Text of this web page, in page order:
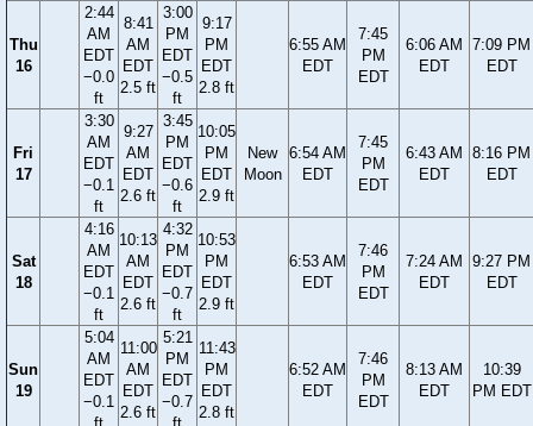
Thu
16
2:44
AM
EDT
−0.0
ft
8:41
AM
EDT
2.5 ft
3:00
PM
EDT
−0.5
ft
9:17
PM
EDT
2.8 ft
6:55 AM
EDT
7:45
PM
EDT
6:06 AM
EDT
7:09 PM
EDT
Fri
17
3:30
AM
EDT
−0.1
ft
9:27
AM
EDT
2.6 ft
3:45
PM
EDT
−0.6
ft
10:05
PM
EDT
2.9 ft
New
Moon
6:54 AM
EDT
7:45
PM
EDT
6:43 AM
EDT
8:16 PM
EDT
Sat
18
4:16
AM
EDT
−0.1
ft
10:13
AM
EDT
2.6 ft
4:32
PM
EDT
−0.7
ft
10:53
PM
EDT
2.9 ft
6:53 AM
EDT
7:46
PM
EDT
7:24 AM
EDT
9:27 PM
EDT
Sun
19
5:04
AM
EDT
−0.1
11:00
AM
EDT
2.6 ft
5:21
PM
EDT
−0.7
11:43
PM
EDT
2.8 ft
6:52 AM
EDT
7:46
PM
EDT
8:13 AM
EDT
10:39
PM EDT